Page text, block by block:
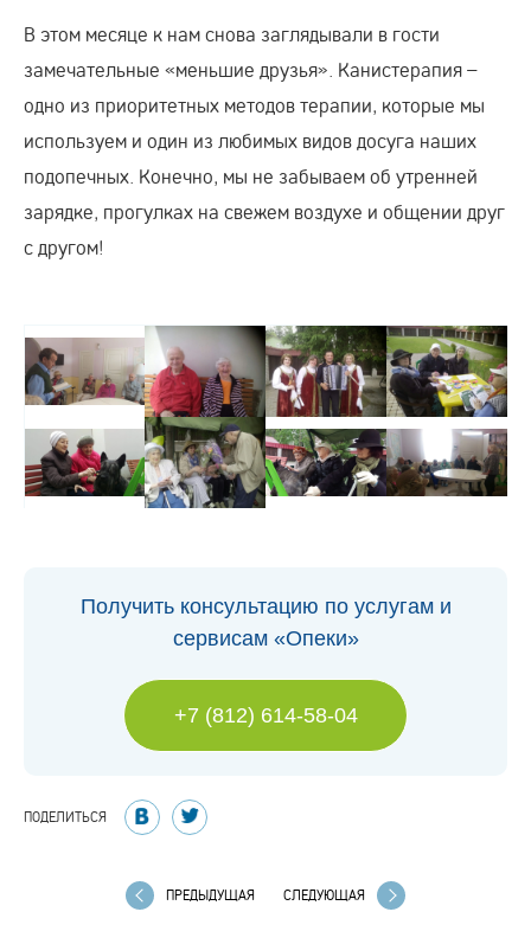
В этом месяце к нам снова заглядывали в гости
замечательные «меньшие друзья». Канистерапия –
одно из приоритетных методов терапии, которые мы
используем и один из любимых видов досуга наших
подопечных. Конечно, мы не забываем об утренней
зарядке, прогулках на свежем воздухе и общении друг
с другом!
Получить консультацию по услугам и
сервисам «Опеки»
+7 (812) 614-58-04
ПОДЕЛИТЬСЯ
ПРЕДЫДУЩАЯ СЛЕДУЮЩАЯ